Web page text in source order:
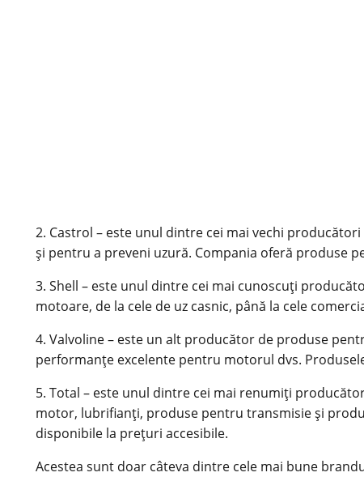
2. Castrol – este unul dintre cei mai vechi
și pentru a preveni uzură. Compania oferă produse
3. Shell – este unul dintre cei mai cunoscuți
motoare, de la cele de uz casnic, până la cele
4. Valvoline – este un alt producător de produse
performanțe excelente pentru motorul dvs.
5. Total – este unul dintre cei mai renumiți
motor, lubrifianți, produse pentru transmisie și
disponibile la prețuri accesibile.
Acestea sunt doar câteva dintre cele mai bune